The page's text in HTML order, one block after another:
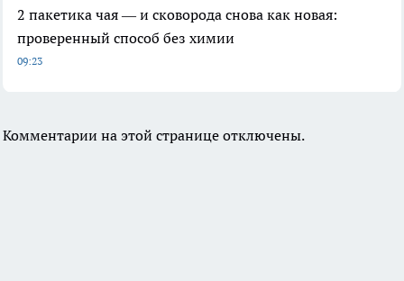
2 пакетика чая — и сковорода снова как новая:
проверенный способ без химии
09:23
Комментарии на этой странице отключены.